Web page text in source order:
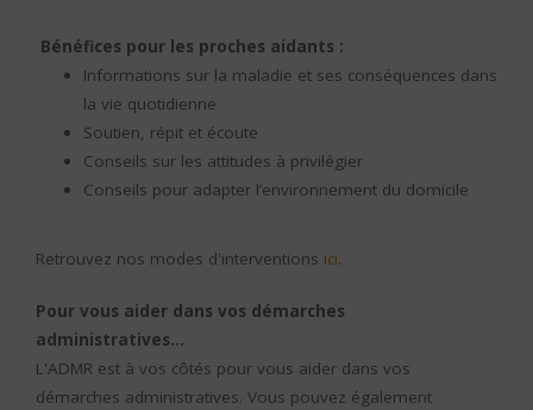
Bénéfices pour les proches aidants :
Informations sur la maladie et ses conséquences dans
la vie quotidienne
Soutien, répit et écoute
Conseils sur les attitudes à privilégier
Conseils pour adapter l’environnement du domicile
Retrouvez nos modes d'interventions ici.
Pour vous aider dans vos démarches
administratives...
L'ADMR est à vos côtés pour vous aider dans vos
démarches administratives. Vous pouvez également